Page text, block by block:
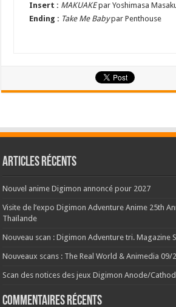
Insert : MAKUAKEpar Yoshimasa
Ending : Take Me Babypar Penthouse
Articles récents
Nouvel anime Digimon annoncé pour 2027
Visite de l’expo Digimon Adventure Anime 25th
Thaïlande
Nouveau scan : Digimon Adventure tri. Magazine
Nouveaux scans : The Real World & Animedia 09/
Scan des notices des jeux Digimon Anode/
Commentaires récents